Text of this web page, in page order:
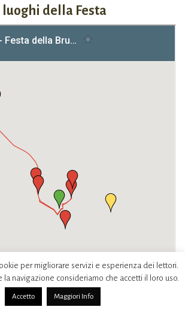
I luoghi della Festa
per migliorare servizi e esperienza dei lettori.
la navigazione consideriamo che accetti il loro uso.
Accetto Maggiori Info